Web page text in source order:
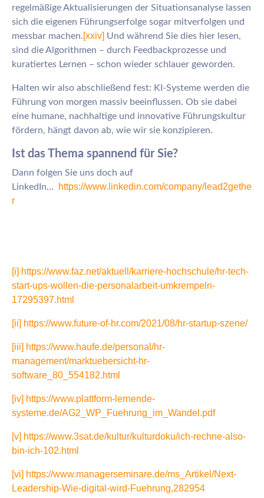
regelmäßige Aktualisierungen der Situationsanalyse lassen
sich die eigenen Führungserfolge sogar mitverfolgen und
messbar machen.[xxiv] Und während Sie dies hier lesen,
sind die Algorithmen – durch Feedbackprozesse und
kuratiertes Lernen – schon wieder schlauer geworden.
Halten wir also abschließend fest: KI-Systeme werden die
Führung von morgen massiv beeinflussen. Ob sie dabei
eine humane, nachhaltige und innovative Führungskultur
fördern, hängt davon ab, wie wir sie konzipieren.
Ist das Thema spannend für Sie?
Dann folgen Sie uns doch auf
LinkedIn…
https://www.linkedin.com/company/lead2gethe
r
[i] https://www.faz.net/aktuell/karriere-hochschule/hr-tech-
start-ups-wollen-die-personalarbeit-umkrempeln-
17295397.html
[ii] https://www.future-of-hr.com/2021/08/hr-startup-szene/
[iii] https://www.haufe.de/personal/hr-
management/marktuebersicht-hr-
software_80_554182.html
[iv] https://www.plattform-lernende-
systeme.de/AG2_WP_Fuehrung_im_Wandel.pdf
[v] https://www.3sat.de/kultur/kulturdoku/ich-rechne-also-
bin-ich-102.html
[vi] https://www.managerseminare.de/ms_Artikel/Next-
Leadership-Wie-digital-wird-Fuehrung,282954